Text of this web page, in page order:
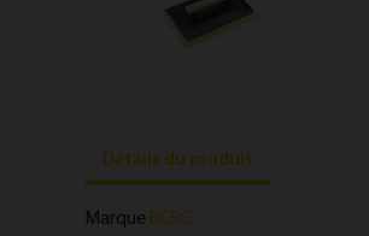
Détails du produit
Marque BCBG